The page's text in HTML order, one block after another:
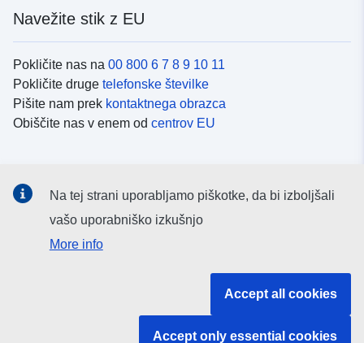
Navežite stik z EU
Pokličite nas na 00 800 6 7 8 9 10 11
Pokličite druge telefonske številke
Pišite nam prek kontaktnega obrazca
Obiščite nas v enem od centrov EU
Iskanje podružbenih medijih EU
Na tej strani uporabljamo piškotke, da bi izboljšali
vašo uporabniško izkušnjo
More info
Accept all cookies
Accept only essential cookies